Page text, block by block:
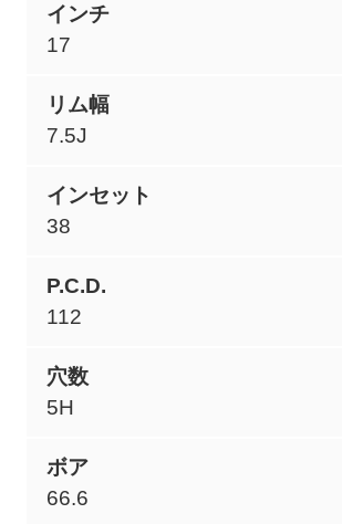
インチ
17
リム幅
7.5J
インセット
38
P.C.D.
112
穴数
5H
ボア
66.6